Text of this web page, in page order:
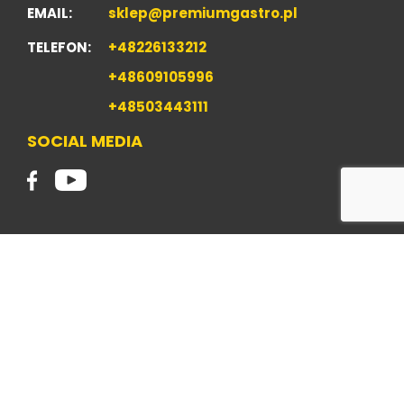
EMAIL:
sklep@premiumgastro.pl
TELEFON:
+48226133212
+48609105996
+48503443111
SOCIAL MEDIA